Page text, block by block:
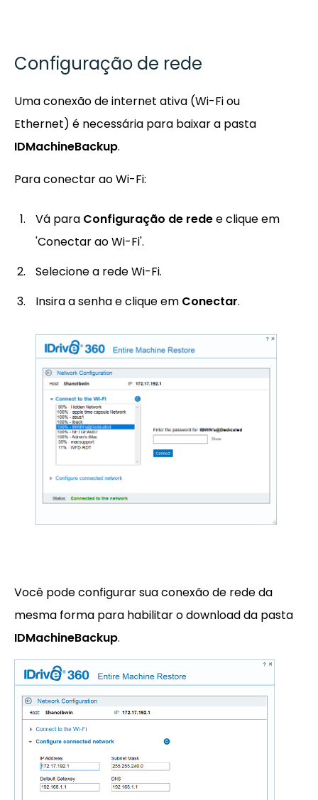
Configuração de rede
Uma conexão de internet ativa (Wi-Fi ou
Ethernet) é necessária para baixar a pasta
IDMachineBackup.
Para conectar ao Wi-Fi:
Vá para Configuração de redee clique em
'Conectar ao Wi-Fi'.
Selecione a rede Wi-Fi.
Insira a senha e clique em Conectar.
Você pode configurar sua conexão de rede da
mesma forma para habilitar o download da pasta
IDMachineBackup.